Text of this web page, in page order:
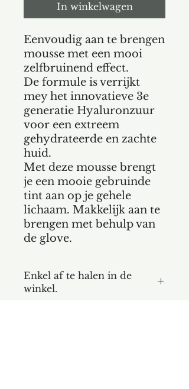
In winkelwagen
Eenvoudig aan te brengen
mousse met een mooi
zelfbruinend effect.
De formule is verrijkt
mey het innovatieve 3e
generatie Hyaluronzuur
voor een extreem
gehydrateerde en zachte
huid.
Met deze mousse brengt
je een mooie gebruinde
tint aan op je gehele
lichaam. Makkelijk aan te
brengen met behulp van
de glove.
Enkel af te halen in de
winkel.